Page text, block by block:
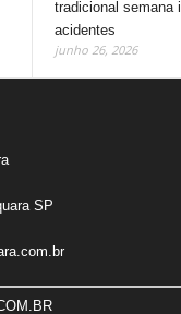
tradicional semana
acidentes
junho 26, 2026
SP